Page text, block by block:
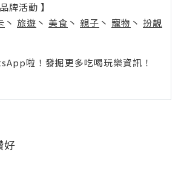
牌活動 】
丶 旅遊 丶 美食 丶 親子 丶 寵物 丶 扮靚
啦！發掘更多吃喝玩樂資訊！
好